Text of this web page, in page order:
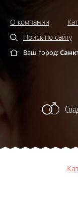
О компании
Поиск по сайту
Ваш город: